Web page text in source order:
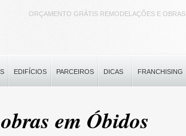
ORÇAMENTO GRÁTIS REMODELAÇÕES E OBRAS
EDIFÍCIOS PARCEIROS DICAS FRANCHISING
em Óbidos